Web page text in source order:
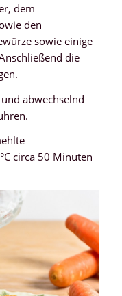
dem
den
sowie einige
die
abwechselnd
circa 50 Minuten